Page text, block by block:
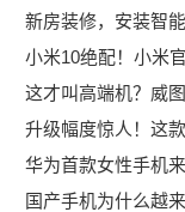
新房装修，安装智
小米10绝配！小米
这才叫高端机？威
升级幅度惊人！这
华为首款女性手机
国产手机为什么越